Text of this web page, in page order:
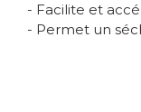
- Facilite et
- Permet un